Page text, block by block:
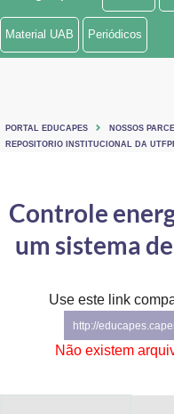
Ministério de Minas e Energia
Ministério do Turismo
Controladoria-Geral da União
Ministério da Mulher, da Família e
Secretaria-Geral
Material UAB Periódicos
PORTAL EDUCAPES
NOSSOS
REPOSITORIO INSTITUCIONAL DA
Controle
um sistema
Use este link
http://
Não existem